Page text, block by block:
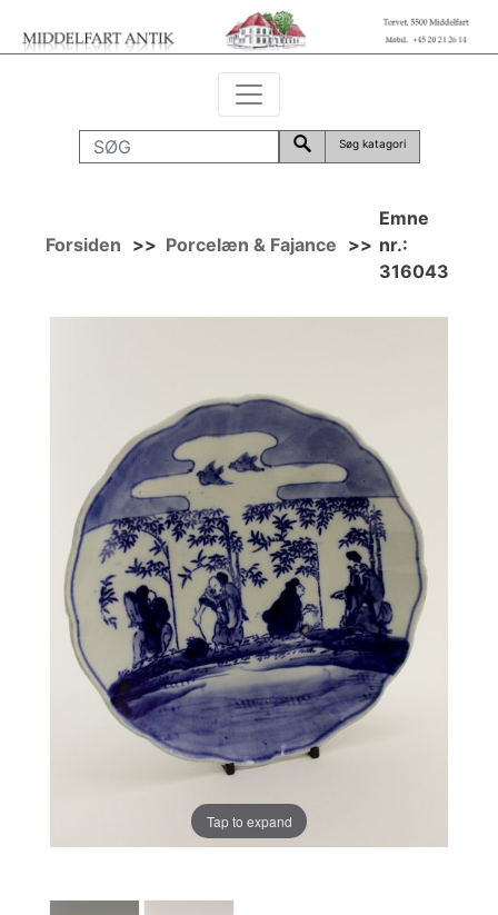
Søg katagori
Forsiden >> Porcelæn & Fajance >>
Emne
nr.:
316043
Tap to expand